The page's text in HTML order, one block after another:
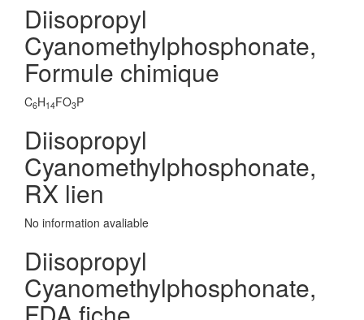
Diisopropyl
Cyanomethylphosphonate,
Formule chimique
C6H14FO3P
Diisopropyl
Cyanomethylphosphonate,
RX lien
No information avaliable
Diisopropyl
Cyanomethylphosphonate,